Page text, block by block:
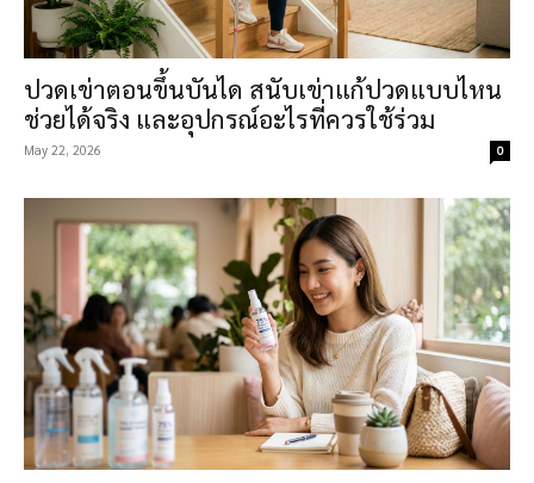
ก่อนตัดสินใจตรวจสุขภาพรายการใหม่ ซื้อคอลลาเจน หรือ
เริ่มสมุนไพรตามที่ในกลุ่มแชร์ ลองอ่านบทความสุขภาพ
กายของ cheerbuy.co เพื่อให้คุยกับหมอได้รู้เรื่องขึ้นในวันที่
ต้องไปจริง
ปวดเข่าตอนขึ้นบันได สนับเข่าแก้ปวดแบบไหน
ช่วยได้จริง และอุปกรณ์อะไรที่ควรใช้ร่วม
May 22, 2026 0